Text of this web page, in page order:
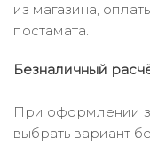
из магазина,
постамата.
Безналичный
При оформлении
выбрать вариант